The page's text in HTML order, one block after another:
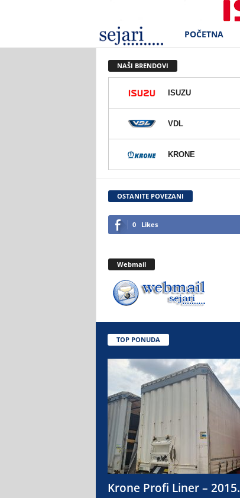
e
r
d
.
o
.
a
j
POČETNA
NAŠI BRENDOVI
ISUZU
VDL
KRONE
OSTANITE POVEZANI
0 Likes
Webmail
TOP PONUDA
Krone Profi Liner – 2015.